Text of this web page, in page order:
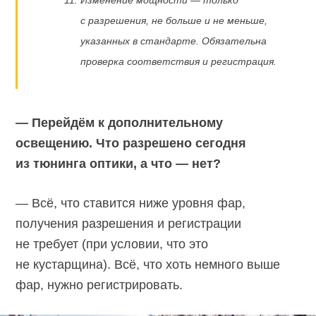
с разрешения, не больше и не меньше,
указанных в стандарте. Обязательна
проверка соответствия и регистрация.
— Перейдём к дополнительному
освещению. Что разрешено сегодня
из тюнинга оптики, а что — нет?
— Всё, что ставится ниже уровня фар,
получения разрешения и регистрации
не требует (при условии, что это
не кустарщина). Всё, что хоть немного выше
фар, нужно регистрировать.